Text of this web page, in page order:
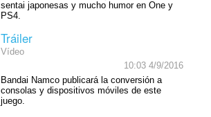
sentai japonesas y mucho humor en One y
PS4.
Tráiler
Vídeo
10:03 4/9/2016
Bandai Namco publicará la conversión a
consolas y dispositivos móviles de este
juego.